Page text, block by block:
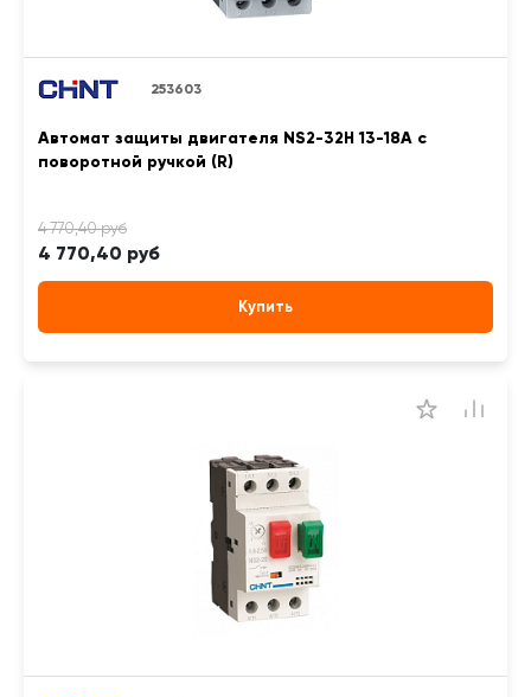
253603
Автомат защиты двигателя NS2-32H 13-18А с
поворотной ручкой (R)
4 770,40 руб
Купить